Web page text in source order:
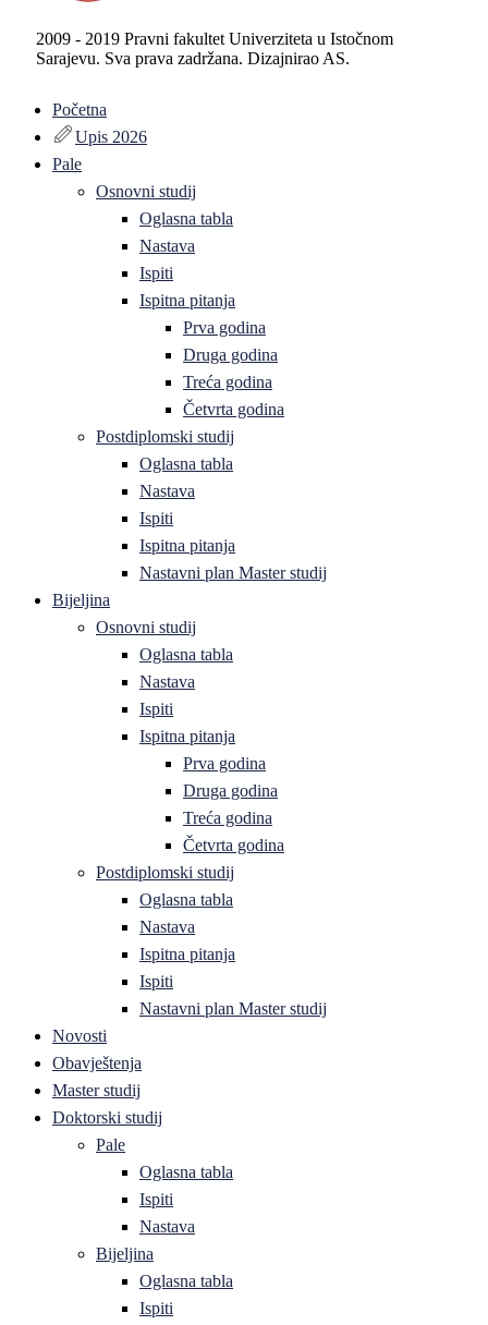
2009 - 2019 Pravni fakultet Univerziteta u Istočnom
Sarajevu. Sva prava zadržana. Dizajnirao AS.
Početna
Upis 2026
Pale
Osnovni studij
Oglasna tabla
Nastava
Ispiti
Ispitna pitanja
Prva godina
Druga godina
Treća godina
Četvrta godina
Postdiplomski studij
Oglasna tabla
Nastava
Ispiti
Ispitna pitanja
Nastavni plan Master studij
Bijeljina
Osnovni studij
Oglasna tabla
Nastava
Ispiti
Ispitna pitanja
Prva godina
Druga godina
Treća godina
Četvrta godina
Postdiplomski studij
Oglasna tabla
Nastava
Ispitna pitanja
Ispiti
Nastavni plan Master studij
Novosti
Obavještenja
Master studij
Doktorski studij
Pale
Oglasna tabla
Ispiti
Nastava
Bijeljina
Oglasna tabla
Ispiti